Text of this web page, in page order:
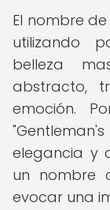
El nombre
utilizando
belleza
abstracto,
emoción.
elegancia y
un nombre
evocar una